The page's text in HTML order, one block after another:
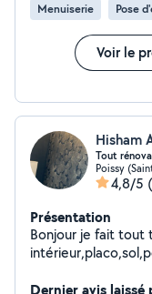
Menuiserie Pose
Voir le
Hisham
Tout
Poissy
4,8/5
Présentation
Bonjour je fait tout
Dernier avis laissé